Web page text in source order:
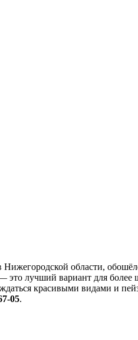
области,
лучший вариант для
красивыми видами и
05.